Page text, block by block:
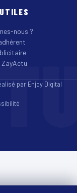
nous ?
par Enjoy Digital